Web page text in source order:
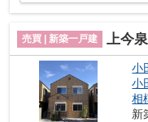
売買 | 新築一戸建 上今
小
小
相
新